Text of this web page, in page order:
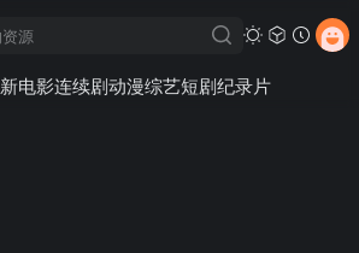
电影连续剧动漫综艺短剧纪录片